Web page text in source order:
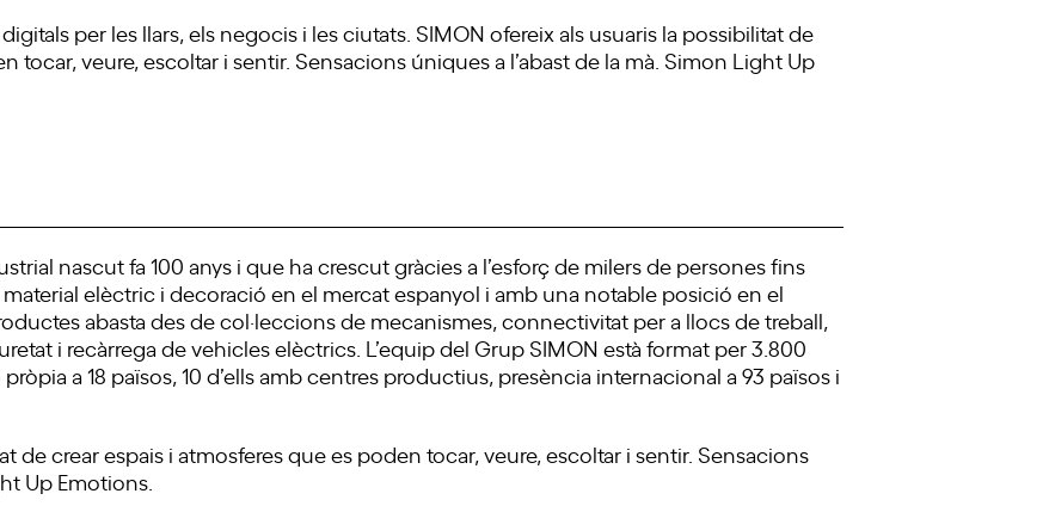
per les llars, els negocis i les ciutats. SIMON ofereix als usuaris la possibilitat de
tocar, veure, escoltar i sentir. Sensacions úniques a l’abast de la mà. Simon Light Up
nascut fa 100 anys i que ha crescut gràcies a l’esforç de milers de persones fins
elèctric i decoració en el mercat espanyol i amb una notable posició en el
abasta des de col·leccions de mecanismes, connectivitat per a llocs de treball,
i recàrrega de vehicles elèctrics. L’equip del Grup SIMON està format per 3.800
a 18 països, 10 d’ells amb centres productius, presència internacional a 93 països i
de crear espais i atmosferes que es poden tocar, veure, escoltar i sentir. Sensacions
Up Emotions.